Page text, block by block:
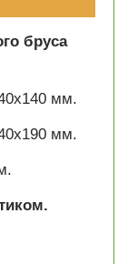
бруса
мм.
мм.